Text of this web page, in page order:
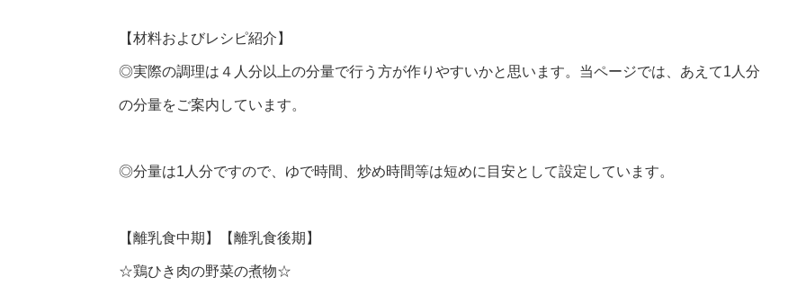
【材料およびレシピ紹介】
◎実際の調理は４人分以上の分量で行う方が作りやすいかと思います。当ページでは、あえて1人分
の分量をご案内しています。
◎分量は1人分ですので、ゆで時間、炒め時間等は短めに目安として設定しています。
【離乳食中期】【離乳食後期】
☆鶏ひき肉の野菜の煮物☆